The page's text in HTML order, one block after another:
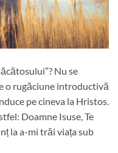
Nu se
o rugăciune introductivă
pe cineva la Hristos.
Doamne Isuse, Te
la a-mi trăi viața sub